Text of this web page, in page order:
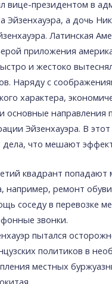
вице-президентом в
Эйзенхауэра, а дочь
Латинская
приложения
и жестоко
Наряду с
характера,
основные направления
Эйзенхауэра. В
что мешают
квадрант попадают
например, ремонт
соседу в перевозке
звонки.
пытался
политиков в
местных